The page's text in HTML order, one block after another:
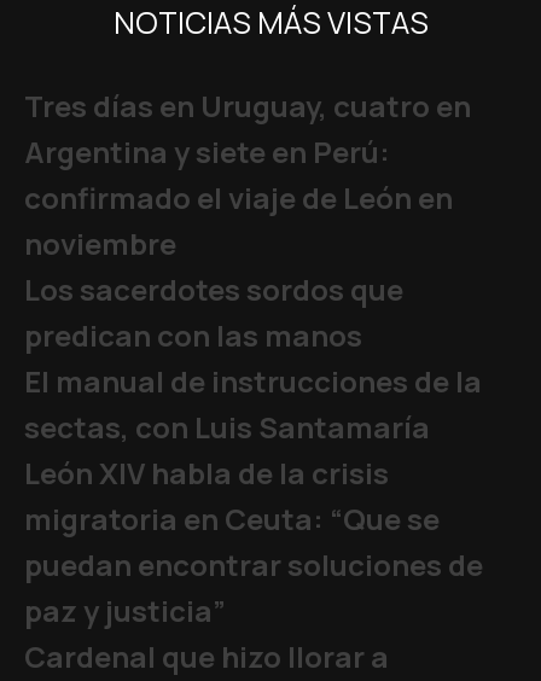
NOTICIAS MÁS VISTAS
Tres días en Uruguay, cuatro en
Argentina y siete en Perú:
confirmado el viaje de León en
noviembre
Los sacerdotes sordos que
predican con las manos
El manual de instrucciones de la
sectas, con Luis Santamaría
León XIV habla de la crisis
migratoria en Ceuta: “Que se
puedan encontrar soluciones de
paz y justicia”
Cardenal que hizo llorar a